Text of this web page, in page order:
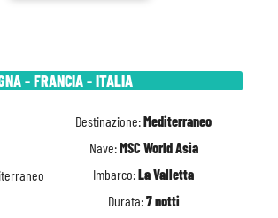
- FRANCIA - ITALIA
Destinazione:Mediterraneo
Nave:MSC World Asia
Imbarco:La Valletta
Durata:7 notti